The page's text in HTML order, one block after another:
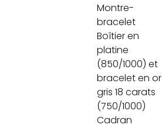
Montre-
bracelet
Boîtier en
platine
(850/1000) et
bracelet en or
gris 18 carats
(750/1000)
Cadran